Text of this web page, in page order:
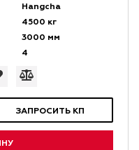
Hangcha
4500 кг
3000 мм
4
ЗАПРОСИТЬ КП